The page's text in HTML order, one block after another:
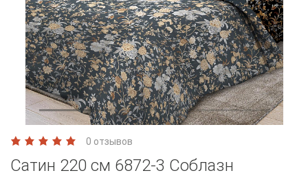
0 отзывов
Сатин 220 см 6872-3 Соблазн